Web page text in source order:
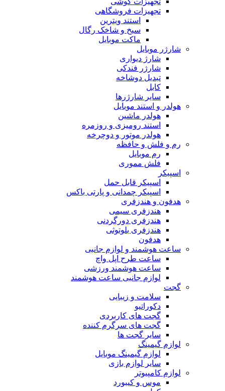
تجهیزات فروشگاهی
استند ویترین
سیخ و شاخک رگال
ماکت موبایل
شارژر موبایل
شارژ دیواری
شارژر فندکی
تبدیل دوشاخه
کابل
سایر شارژرها
هولدر و استند موبایل
هولدر ماشین
استند رومیزی و روزمره
هولدر موتور و دوچرخه
رم و فلش و حافظه
رم موبایل
فلش مموری
اسپیکر
اسپیکر قابل حمل
اسپیکر چمدانی و پارتی باکس
هدفون و هندزفری
هندزفری سیمی
هندزفری دورگردنی
هندزفری بلوتوثی
هدفون
ساعت هوشمند و لوازم جانبی
ساعت طرح اپل واچ
ساعت هوشمند ورزشی
لوازم جانبی ساعت هوشمند
گجت
سلامت و زیبایی
دکوراتیو
گجت های کاربردی
گجت های سرگرم کننده
سایر گجت ها
لوازم گیمینگ
لوازم گیمینگ موبایل
سایر لوازم بازی
لوازم کامپیوتر
موس و کیبورد